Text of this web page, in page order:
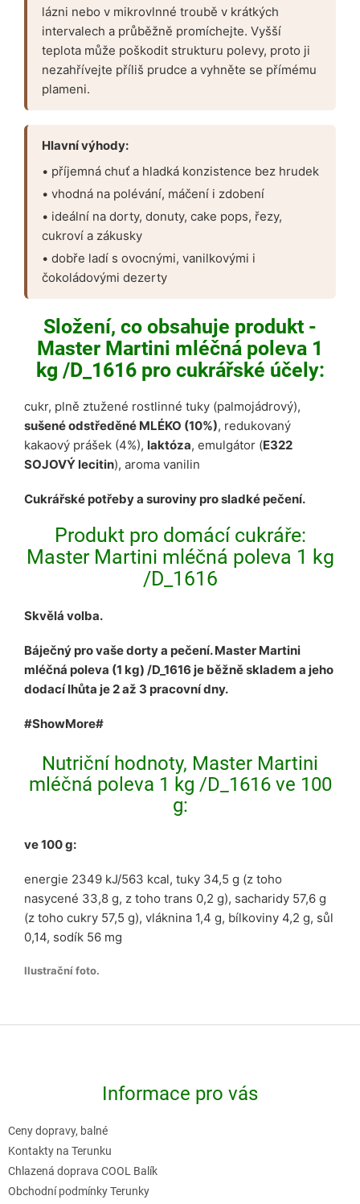
lázni nebo v mikrovlnné troubě v krátkých
intervalech a průběžně promíchejte. Vyšší
teplota může poškodit strukturu polevy, proto ji
nezahřívejte příliš prudce a vyhněte se přímému
plameni.
Hlavní výhody:
• příjemná chuť a hladká konzistence bez hrudek
• vhodná na polévání, máčení i zdobení
• ideální na dorty, donuty, cake pops, řezy,
cukroví a zákusky
• dobře ladí s ovocnými, vanilkovými i
čokoládovými dezerty
Složení, co obsahuje produkt -
Master Martini mléčná poleva 1
kg /D_1616 pro cukrářské účely:
cukr, plně ztužené rostlinné tuky (palmojádrový),
sušené odstředěné MLÉKO (10%), redukovaný
kakaový prášek (4%), laktóza, emulgátor (E322
SOJOVÝ lecitin), aroma vanilin
Cukrářské potřeby a suroviny pro sladké pečení.
Produkt pro domácí cukráře:
Master Martini mléčná poleva 1 kg
/D_1616
Skvělá volba.
Báječný pro vaše dorty a pečení. Master Martini
mléčná poleva (1 kg) /D_1616 je běžně skladem a jeho
dodací lhůta je 2 až 3 pracovní dny.
#ShowMore#
Nutriční hodnoty, Master Martini
mléčná poleva 1 kg /D_1616 ve 100
g:
ve 100 g:
energie 2349 kJ/563 kcal, tuky 34,5 g (z toho
nasycené 33,8 g, z toho trans 0,2 g), sacharidy 57,6 g
(z toho cukry 57,5 g), vláknina 1,4 g, bílkoviny 4,2 g, sůl
0,14, sodík 56 mg
Ilustrační foto.
Informace pro vás
Ceny dopravy, balné
Kontakty na Terunku
Chlazená doprava COOL Balík
Obchodní podmínky Terunky